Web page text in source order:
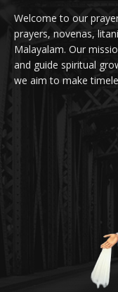
Welcome to our
prayers, novenas,
Malayalam. Our
and guide spiritual
we aim to make